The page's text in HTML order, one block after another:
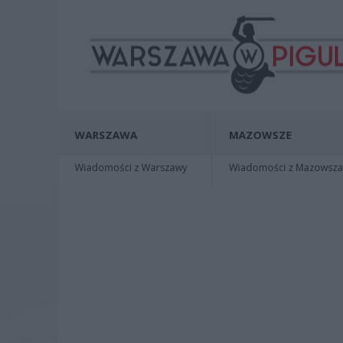
WARSZAWA
Wiadomości z Warszawy
MAZOWSZE
Wiadomości z Mazowsza